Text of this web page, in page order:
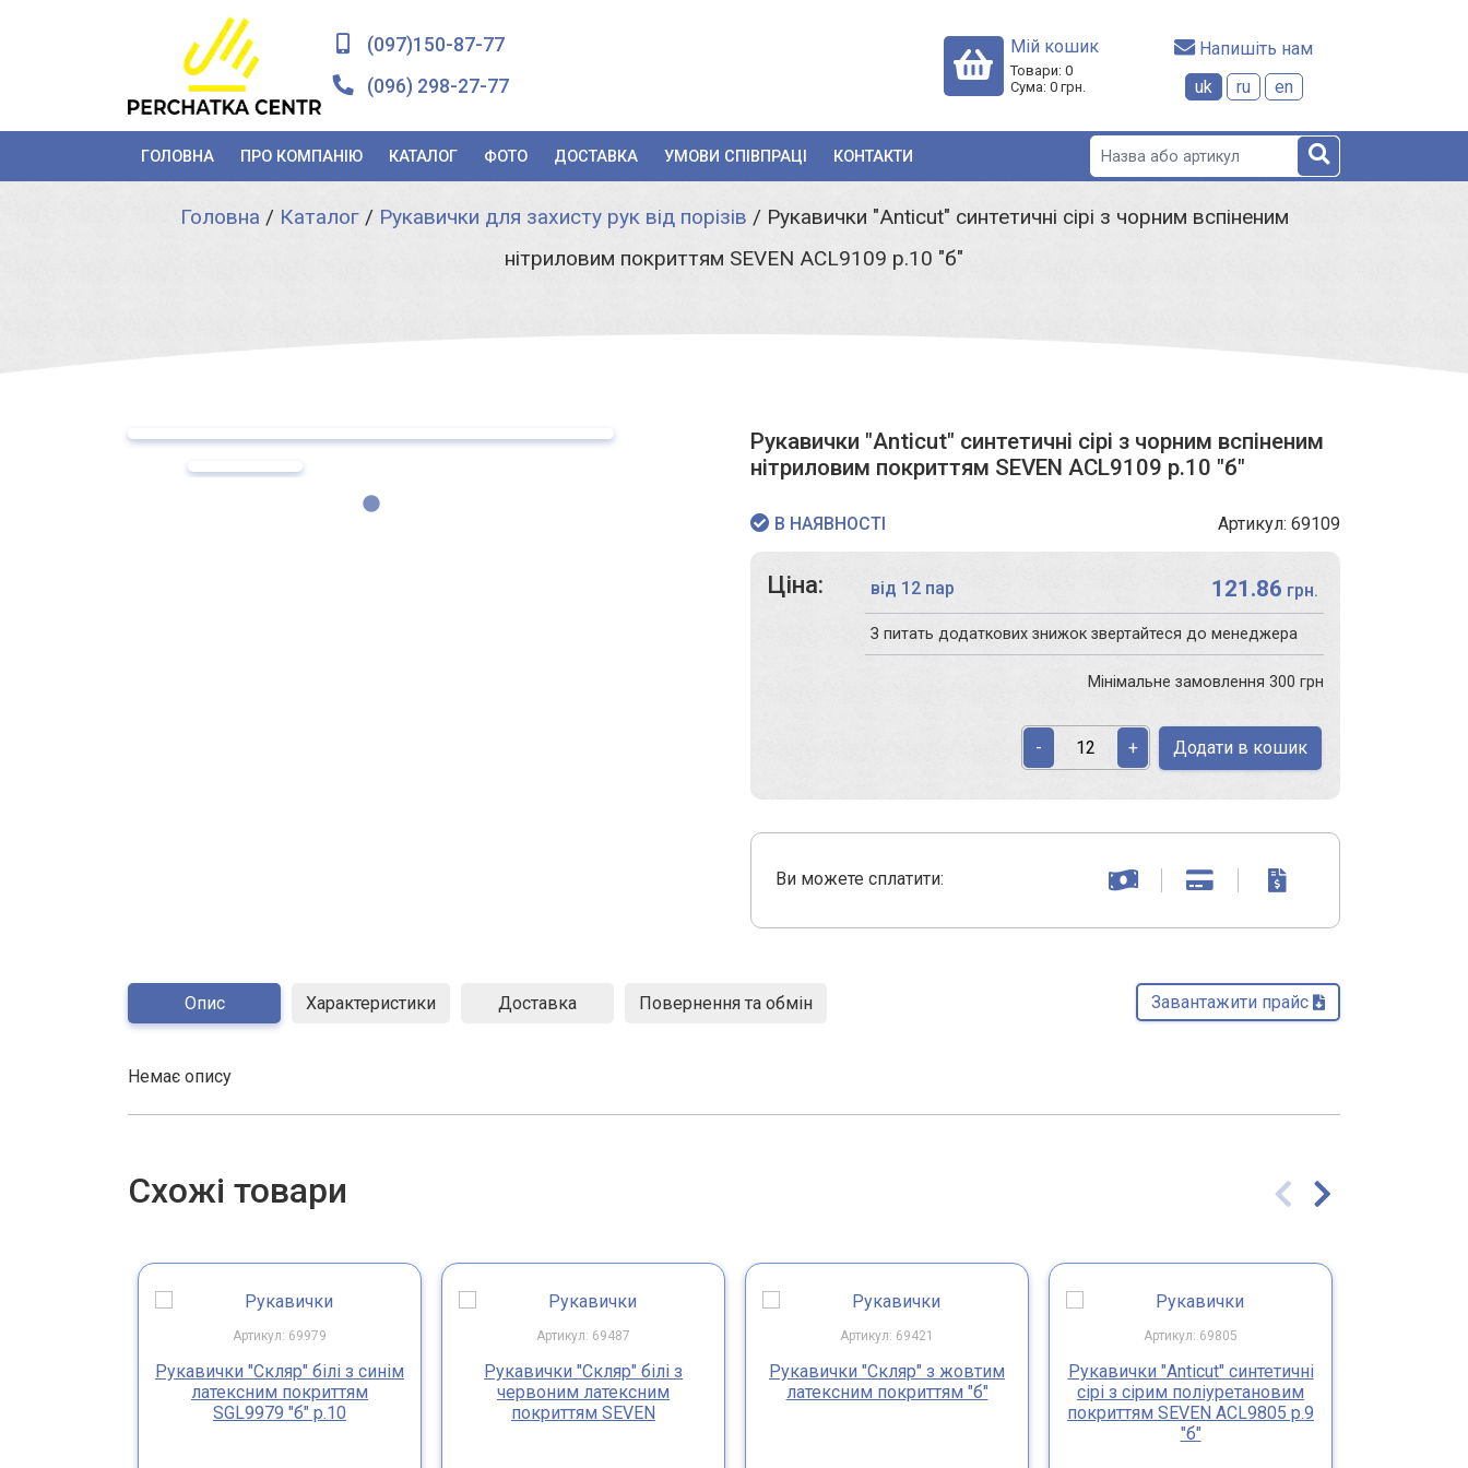
(097)150-87-77
(096) 298-27-77
Мій кошик
Товари: 0
Сума: 0грн.
Напишіть нам
uk
ru en
ГОЛОВНА ПРО КОМПАНІЮ КАТАЛОГ ФОТО ДОСТАВКА УМОВИ СПІВПРАЦІ КОНТАКТИ
Головна / Каталог/ Рукавички для захисту рук від порізів / Рукавички "Anticut" синтетичні сірі з чорним вспіненим
нітриловим покриттям SEVEN ACL9109 р.10 "б"
Рукавички "Anticut" синтетичні сірі з чорним вспіненим
нітриловим покриттям SEVEN ACL9109 р.10 "б"
В НАЯВНОСТІ Артикул: 69109
Ціна: від 12 пар 121.86 грн.
З питать додаткових знижок звертайтеся до менеджера
Мінімальне замовлення 300 грн
- + Додати в кошик
Ви можете сплатити:
Опис Характеристики Доставка Повернення та обмін Завантажити прайс
Немає опису
Схожі товари
Артикул: 69979
Рукавички "Скляр" білі з синім
латексним покриттям
SGL9979 "б" р.10
Артикул: 69487
Рукавички "Скляр" білі з
червоним латексним
покриттям SEVEN
Артикул: 69421
Рукавички "Скляр" з жовтим
латексним покриттям "б"
Артикул: 69805
Рукавички "Anticut" синтетичні
сірі з сірим поліуретановим
покриттям SEVEN ACL9805 р.9
"б"